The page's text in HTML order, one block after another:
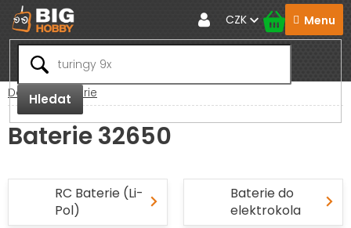
Přejít
na
obsah
Hledat
CZK
Domů Baterie
Baterie 32650
RC Baterie (Li-
Pol)
Baterie do
elektrokola